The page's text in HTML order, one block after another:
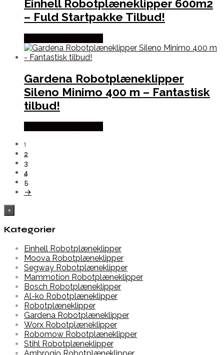
Einhell Robotplæneklipper 600m2
– Fuld Startpakke Tilbud!
Gardena Robotplæneklipper
Sileno Minimo 400 m – Fantastisk
tilbud!
1
2
3
4
5
→
×
Kategorier
Einhell Robotplæneklipper
Moova Robotplæneklipper
Segway Robotplæneklipper
Mammotion Robotplæneklipper
Bosch Robotplæneklipper
Al-ko Robotplæneklipper
Robotplæneklipper
Gardena Robotplæneklipper
Worx Robotplæneklipper
Robomow Robotplæneklipper
Stihl Robotplæneklipper
Ambrogio Robotplæneklipper